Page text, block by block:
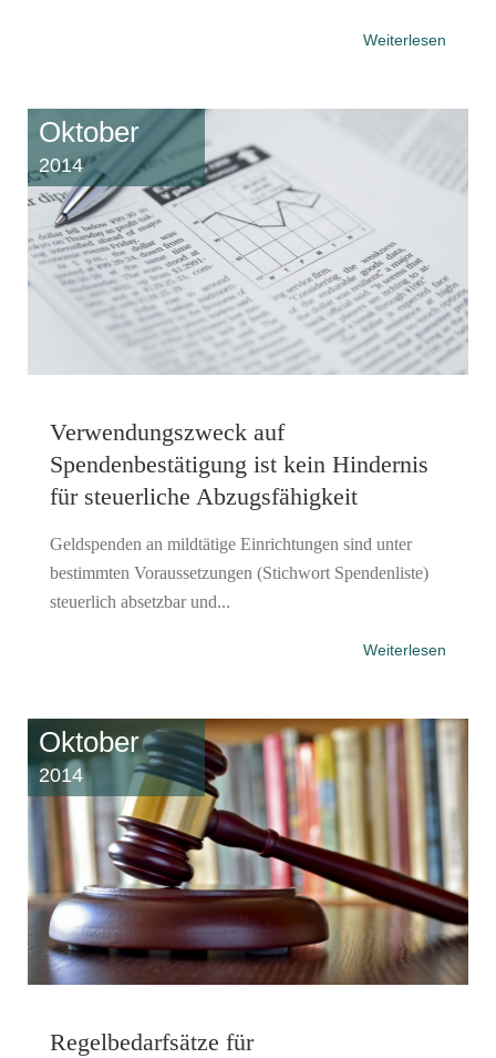
Weiterlesen
Oktober
2014
Verwendungszweck auf
Spendenbestätigung ist kein Hindernis
für steuerliche Abzugsfähigkeit
Geldspenden an mildtätige Einrichtungen sind unter
bestimmten Voraussetzungen (Stichwort Spendenliste)
steuerlich absetzbar und...
Weiterlesen
Oktober
2014
Regelbedarfsätze für